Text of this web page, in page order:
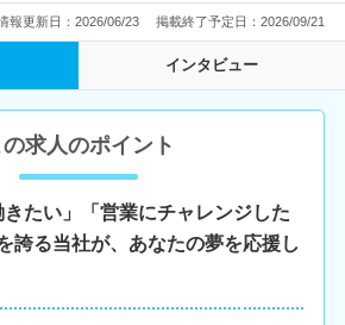
報更新日：2026/06/23 掲載終了予定日：2026/09/21
インタビュー
の求人のポイント
きたい」「営業にチャレンジした
誇る当社が、あなたの夢を応援し